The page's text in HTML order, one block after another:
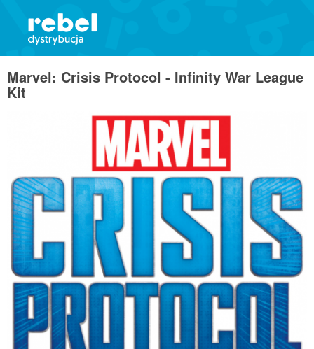
Marvel: Crisis Protocol - Infinity War League
Kit